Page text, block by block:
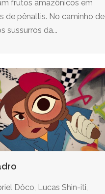
frutos amazônicos em
de pênaltis. No caminho de
sussurros da...
Dôco, Lucas Shin-iti,